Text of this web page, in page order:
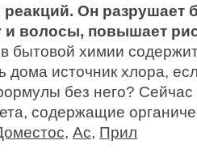
реакций. Он разрушает
и волосы, повышает
бытовой химии
дома источник хлора,
без него? Сейчас
содержащие
, Ас, Прил